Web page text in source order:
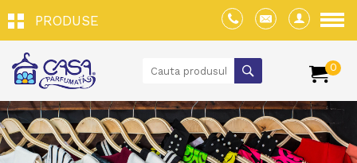
PRODUSE
0